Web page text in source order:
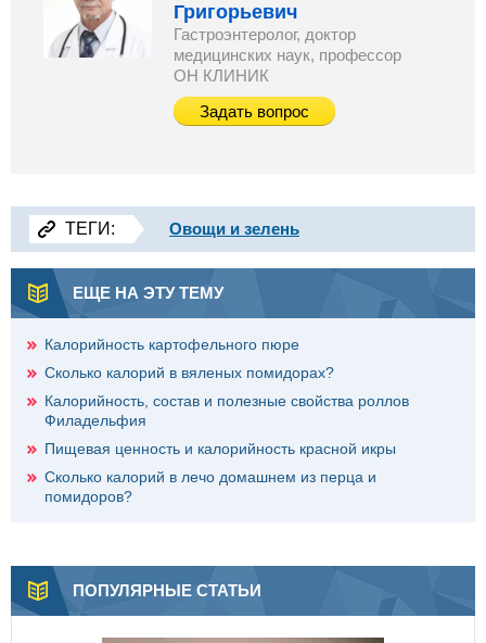
Григорьевич
Гастроэнтеролог, доктор
медицинских наук, профессор
ОН КЛИНИК
Задать вопрос
ТЕГИ: Овощи и зелень
ЕЩЕ НА ЭТУ ТЕМУ
Калорийность картофельного пюре
Сколько калорий в вяленых помидорах?
Калорийность, состав и полезные свойства роллов
Филадельфия
Пищевая ценность и калорийность красной икры
Сколько калорий в лечо домашнем из перца и
помидоров?
ПОПУЛЯРНЫЕ СТАТЬИ